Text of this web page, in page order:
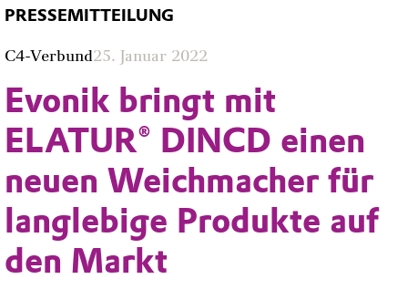
PRESSEMITTEILUNG
C4-Verbund25. Januar 2022
Evonik bringt mit
ELATUR® DINCD einen
neuen Weichmacher für
langlebige Produkte auf
den Markt